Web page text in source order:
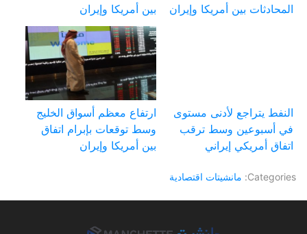
المحادثات بين أمريكا وإيران
بين أمريكا وإيران
النفط يتراجع لأدنى مستوى
في أسبوعين وسط ترقب
اتفاق أمريكي إيراني
ارتفاع معظم أسواق الخليج
وسط توقعات بإبرام اتفاق
بين أمريكا وإيران
Categories: مانشيتات اقتصادية